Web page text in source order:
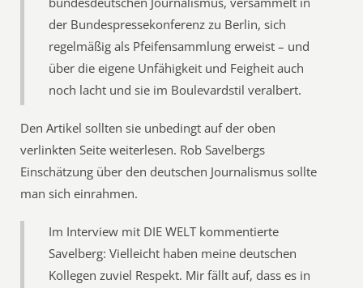
der Bundespressekonferenz zu Berlin, sich
regelmäßig als Pfeifensammlung erweist – und
über die eigene Unfähigkeit und Feigheit auch
noch lacht und sie im Boulevardstil veralbert.
Den Artikel sollten sie unbedingt auf der oben
verlinkten Seite weiterlesen. Rob Savelbergs
Einschätzung über den deutschen Journalismus sollte
man sich einrahmen.
Im Interview mit DIE WELT kommentierte
Savelberg: Vielleicht haben meine deutschen
Kollegen zuviel Respekt. Mir fällt auf, dass es in